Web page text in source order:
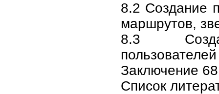
8.2 Создание
маршрутов,
8.3
Заключение 68
Список